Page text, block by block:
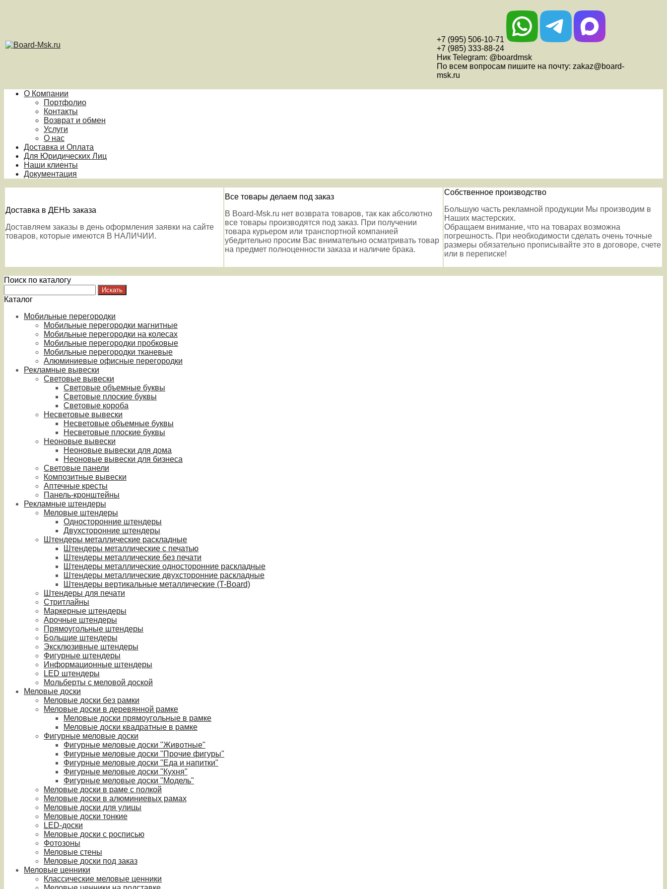
+7 (995) 506-10-71
+7 (985) 333-88-24
Ник Telegram: @boardmsk
По всем вопросам пишите на почту: zakaz@board-
msk.ru
О Компании
Портфолио
Контакты
Возврат и обмен
Услуги
О нас
Доставка и Оплата
Для Юридических Лиц
Наши клиенты
Документация
Доставка в ДЕНЬ заказа
Доставляем заказы в день оформления заявки на сайте
товаров, которые имеются В НАЛИЧИИ.
Все товары делаем под заказ
В Board-Msk.ru нет возврата товаров, так как абсолютно
все товары производятся под заказ. При получении
товара курьером или транспортной компанией
убедительно просим Вас внимательно осматривать товар
на предмет полноценности заказа и наличие брака.
Собственное производство
Большую часть рекламной продукции Мы производим в
Наших мастерских.
Обращаем внимание, что на товарах возможна
погрешность. При необходимости сделать очень точные
размеры обязательно прописывайте это в договоре, счете
или в переписке!
Поиск по каталогу
Каталог
Мобильные перегородки
Мобильные перегородки магнитные
Мобильные перегородки на колесах
Мобильные перегородки пробковые
Мобильные перегородки тканевые
Алюминиевые офисные перегородки
Рекламные вывески
Световые вывески
Световые объемные буквы
Световые плоские буквы
Световые короба
Несветовые вывески
Несветовые объемные буквы
Несветовые плоские буквы
Неоновые вывески
Неоновые вывески для дома
Неоновые вывески для бизнеса
Световые панели
Композитные вывески
Аптечные кресты
Панель-кронштейны
Рекламные штендеры
Меловые штендеры
Односторонние штендеры
Двухсторонние штендеры
Штендеры металлические раскладные
Штендеры металлические с печатью
Штендеры металлические без печати
Штендеры металлические односторонние раскладные
Штендеры металлические двухсторонние раскладные
Штендеры вертикальные металлические (T-Board)
Штендеры для печати
Стритлайны
Маркерные штендеры
Арочные штендеры
Прямоугольные штендеры
Большие штендеры
Эксклюзивные штендеры
Фигурные штендеры
Информационные штендеры
LED штендеры
Мольберты с меловой доской
Меловые доски
Меловые доски без рамки
Меловые доски в деревянной рамке
Меловые доски прямоугольные в рамке
Меловые доски квадратные в рамке
Фигурные меловые доски
Фигурные меловые доски "Животные"
Фигурные меловые доски "Прочие фигуры"
Фигурные меловые доски "Еда и напитки"
Фигурные меловые доски "Кухня"
Фигурные меловые доски "Модель"
Меловые доски в раме с полкой
Меловые доски в алюминиевых рамах
Меловые доски для улицы
Меловые доски тонкие
LED-доски
Меловые доски с росписью
Фотозоны
Меловые стены
Меловые доски под заказ
Меловые ценники
Классические меловые ценники